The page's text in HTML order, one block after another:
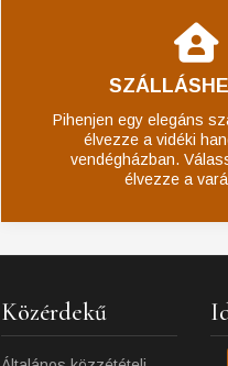
Pihenjen egy elegáns
élvezze a vidéki
vendégházban.
élvezze a
Közérdekű